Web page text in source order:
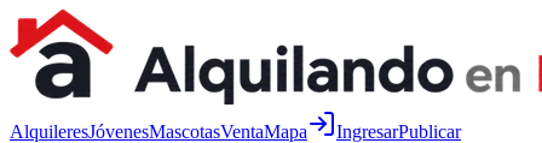
AlquileresJóvenesMascotasVentaMapa IngresarPublicar